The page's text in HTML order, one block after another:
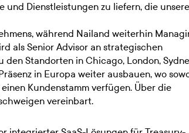
Dienstleistungen zu liefern, die unsere
während Nailand weiterhin
als Senior Advisor an strategischen
Standorten in Chicago, London,
in Europa weiter ausbauen, wo
Kundenstamm verfügen. Über die
vereinbart.